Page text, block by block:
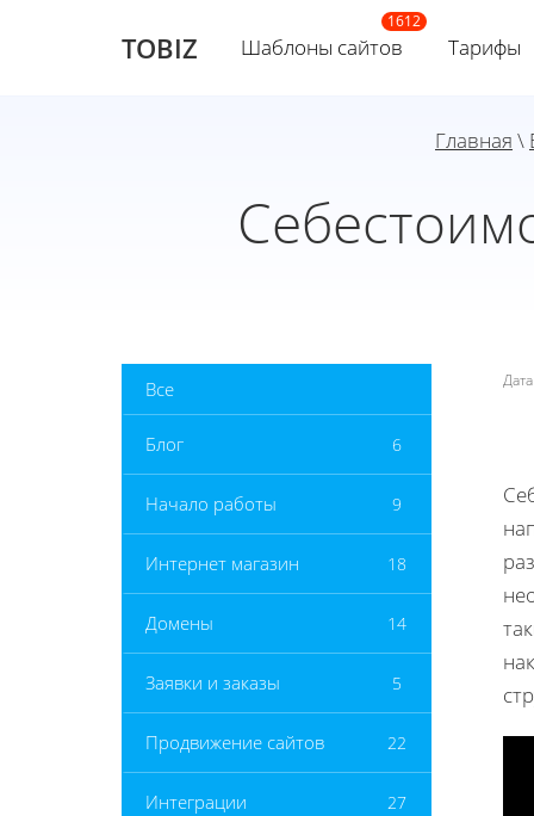
TOBIZ Шаблоны сайтов Тарифы
Главная \
Все
Блог 6
Начало работы 9
Интернет магазин 18
Домены 14
Заявки и заказы 5
Продвижение сайтов 22
Интеграции 27